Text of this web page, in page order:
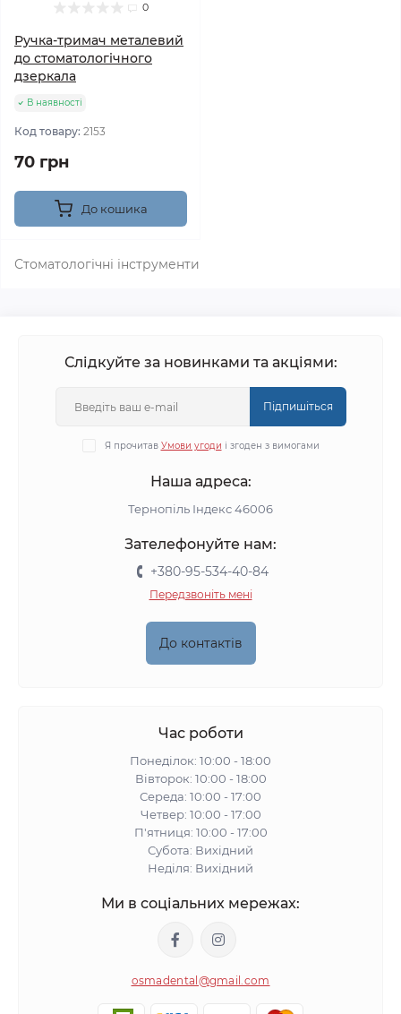
0
Ручка-тримач металевий
до стоматологічного
дзеркала
В наявності
Код товару: 2153
70 грн
До кошика
Стоматологічні інструменти
Слідкуйте за новинками та акціями:
Підпишіться
Я прочитав Умови угоди і згоден з вимогами
Наша адреса:
Тернопіль Індекс 46006
Зателефонуйте нам:
+380-95-534-40-84
Передзвоніть мені
До контактів
Час роботи
Понеділок: 10:00 - 18:00
Вівторок: 10:00 - 18:00
Середа: 10:00 - 17:00
Четвер: 10:00 - 17:00
П'ятниця: 10:00 - 17:00
Субота: Вихідний
Неділя: Вихідний
Ми в соціальних мережах:
osmadental@gmail.com